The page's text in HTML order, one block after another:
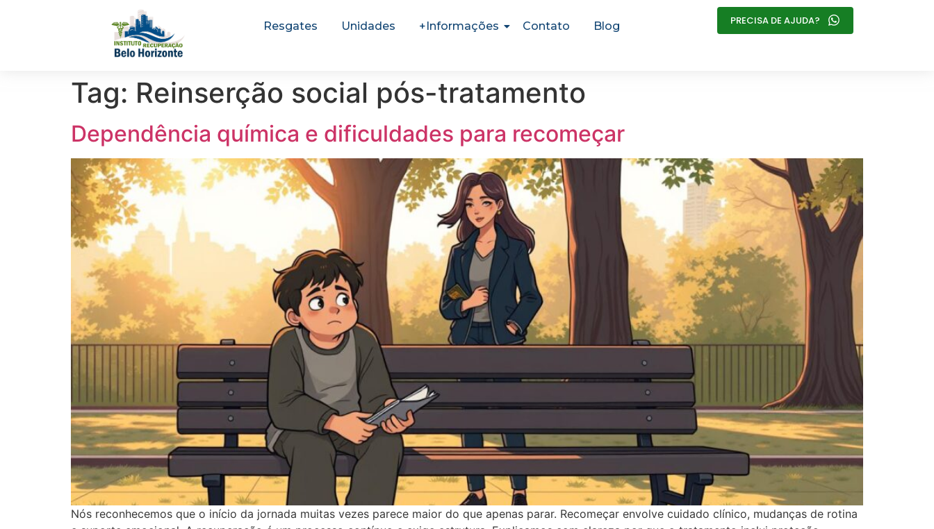
Resgates Unidades +Informações Contato Blog PRECISA DE AJUDA?
Tag: Reinserção social pós-tratamento
Dependência química e dificuldades para recomeçar
Nós reconhecemos que o início da jornada muitas vezes parece maior do que apenas parar. Recomeçar envolve cuidado clínico, mudanças de rotina